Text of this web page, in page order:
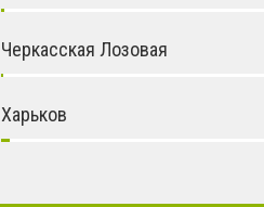
Черкасская Лозовая
Харьков